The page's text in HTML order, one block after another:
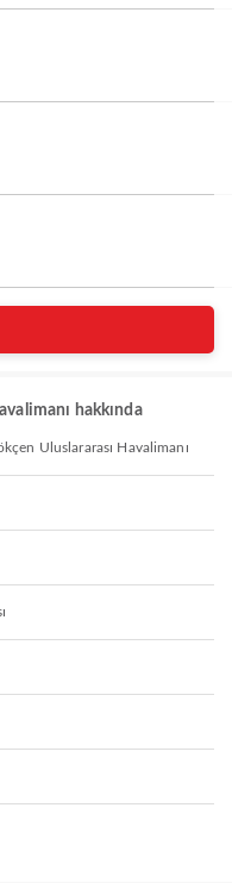
hakkında
Uluslararası Havalimanı